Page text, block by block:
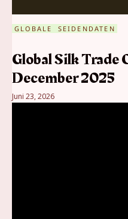
GLOBALE SEIDENDATEN
Global Silk Trade
December 2025
Juni 23, 2026